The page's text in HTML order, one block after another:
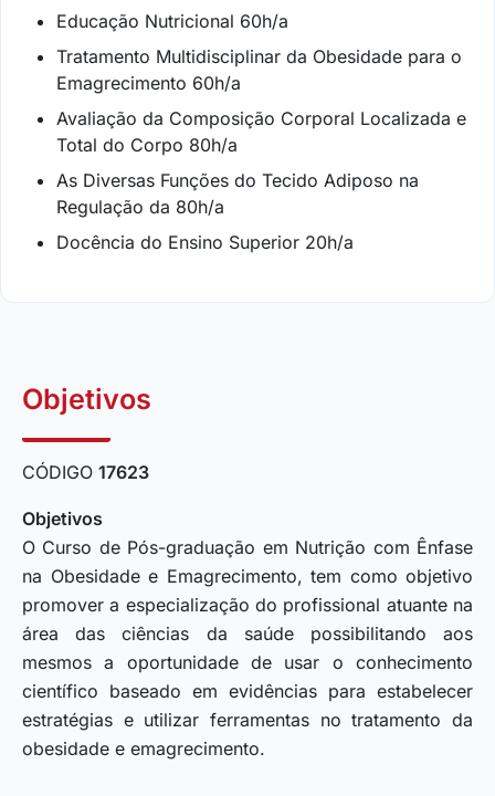
Educação Nutricional 60h/a
Tratamento Multidisciplinar da Obesidade para o
Emagrecimento 60h/a
Avaliação da Composição Corporal Localizada e
Total do Corpo 80h/a
As Diversas Funções do Tecido Adiposo na
Regulação da 80h/a
Docência do Ensino Superior 20h/a
Objetivos
CÓDIGO 17623
Objetivos
O Curso de Pós-graduação em Nutrição com Ênfase
na Obesidade e Emagrecimento, tem como objetivo
promover a especialização do profissional atuante na
área das ciências da saúde possibilitando aos
mesmos a oportunidade de usar o conhecimento
científico baseado em evidências para estabelecer
estratégias e utilizar ferramentas no tratamento da
obesidade e emagrecimento.